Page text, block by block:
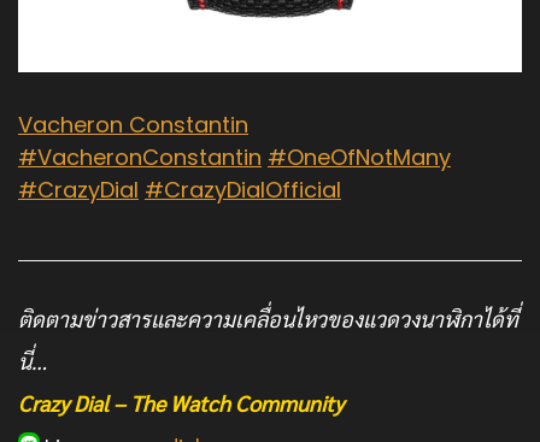
Vacheron Constantin
#VacheronConstantin #OneOfNotMany
#CrazyDial #CrazyDialOfficial
ติดตามข่าวสารและความเคลื่อนไหวของแวดวงนาฬิกาได้ที่
นี่…
Crazy Dial – The Watch Community